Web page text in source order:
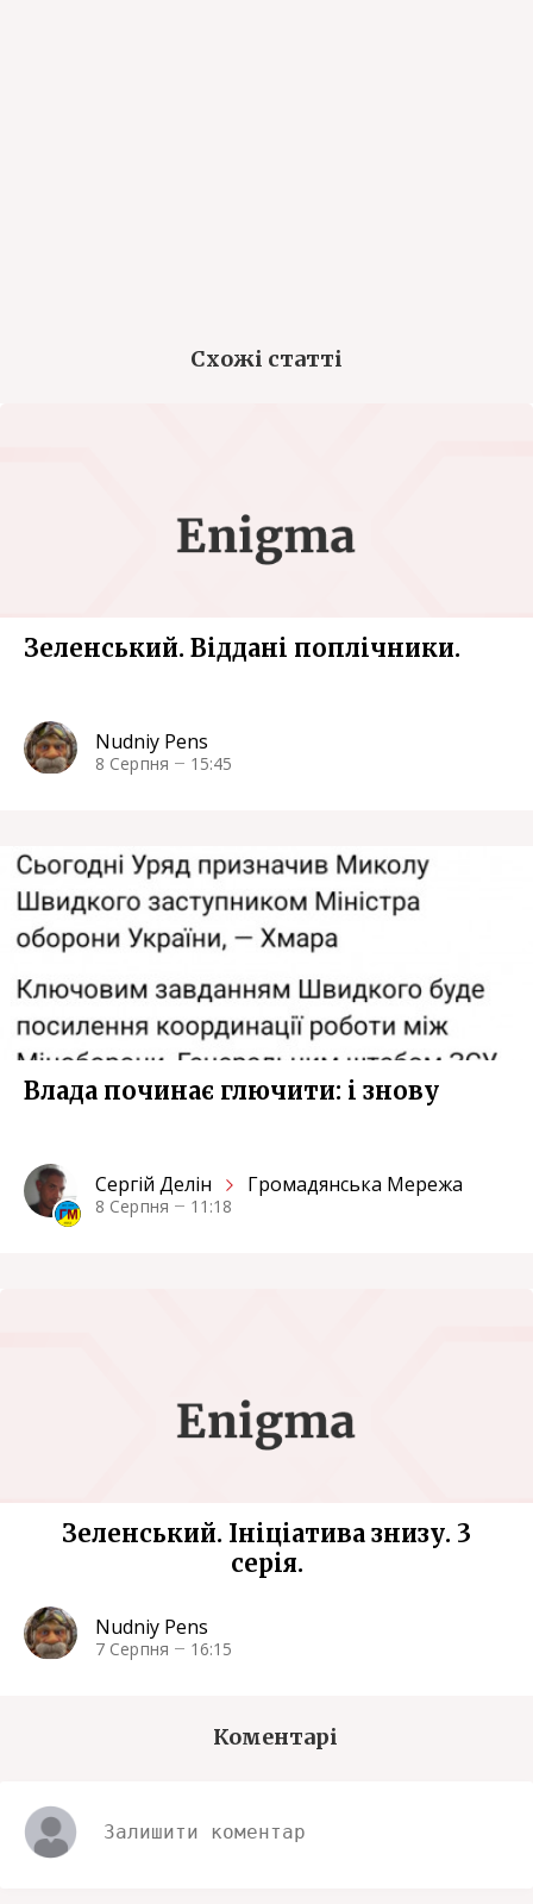
Схожі статті
Зеленський. Віддані поплічники.
Nudniy Pens
8 Серпня 15:45
Влада починає глючити: i знову
Сергiй Делін Громадянська Мережа
8 Серпня 11:18
Зеленський. Ініціатива знизу. 3
серія.
Nudniy Pens
7 Серпня 16:15
Коментарі